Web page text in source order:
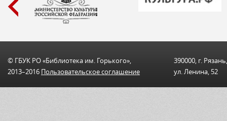
© ГБУК РО «Библиотека им. Горького»,
2013–2016 Пользовательскоe соглашениe
390000, г. Рязань,
ул. Ленина, 52